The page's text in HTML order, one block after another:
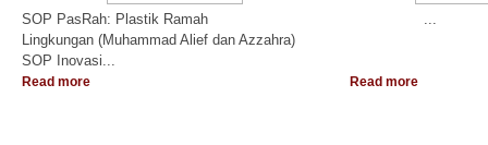
SOP PasRah: Plastik Ramah
Lingkungan (Muhammad Alief dan Azzahra)
SOP Inovasi...
Read more
...
Read more